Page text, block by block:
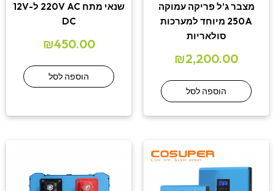
מצבר ג’ל פריקה עמוקה
250A מיוחד למערכות
סולאריות
₪2,200.00
הוספה לסל
שנאי מתח 220V AC ל-12V
DC
₪450.00
הוספה לסל